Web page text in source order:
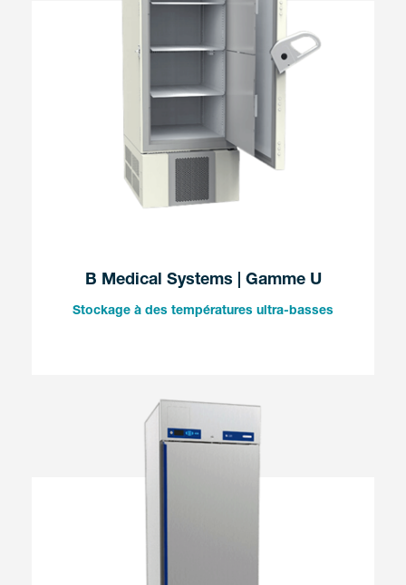
B Medical Systems | Gamme U
Stockage à des températures ultra-basses